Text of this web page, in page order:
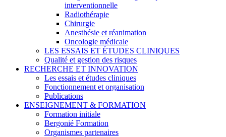
interventionnelle
Radiothérapie
Chirurgie
Anesthésie et réanimation
Oncologie médicale
LES ESSAIS ET ÉTUDES CLINIQUES
Qualité et gestion des risques
RECHERCHE ET INNOVATION
Les essais et études cliniques
Fonctionnement et organisation
Publications
ENSEIGNEMENT & FORMATION
Formation initiale
Bergonié Formation
Organismes partenaires